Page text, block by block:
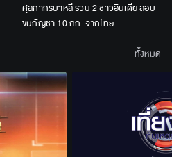
ศุลกากรบาหลี รวบ 2 ชาวอินเดีย ลอบ
ขนกัญชา 10 กก. จากไทย
ทั้งหมด